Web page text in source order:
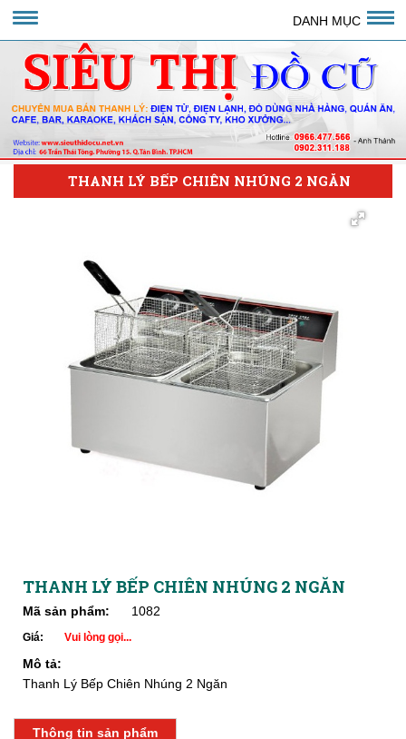
DANH MỤC
THANH LÝ BẾP CHIÊN NHÚNG 2 NGĂN
THANH LÝ BẾP CHIÊN NHÚNG 2 NGĂN
Mã sản phẩm: 1082
Giá: Vui lòng gọi...
Mô tả:
Thanh Lý Bếp Chiên Nhúng 2 Ngăn
Thông tin sản phẩm